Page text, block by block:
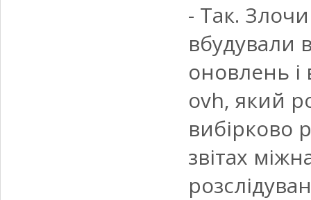
- Так.
вбудували
оновлень
ovh, який
вибірково
звітах